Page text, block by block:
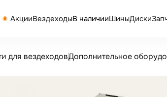
АкцииВездеходыВ наличииШиныДиски
для вездеходовДополнительное